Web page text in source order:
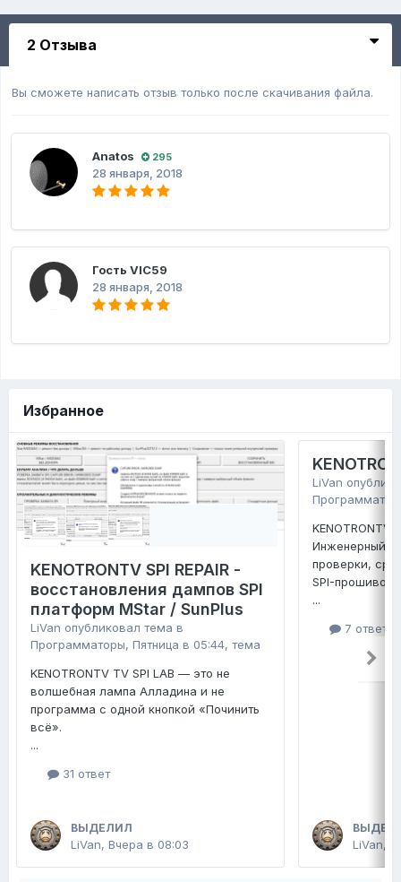
2 Отзыва
Вы сможете написать отзыв только после скачивания файла.
Anatos 295
28 января, 2018
Гость VIC59
28 января, 2018
Избранное
KENOTRONTV SPI REPAIR -
восстановления дампов SPI
платформ MStar / SunPlus
LiVan опубликовал тема в
Программаторы, Пятница в 05:44, тема
KENOTRONTV TV SPI LAB — это не
волшебная лампа Алладина и не
программа с одной кнопкой «Починить
всё».
...
31 ответ
ВЫДЕЛИЛ
LiVan, Вчера в 08:03
LiVan
KENOTRONTV
Инженерный
проверки,
SPI-прошивок
...
7 ответов
LiVan,